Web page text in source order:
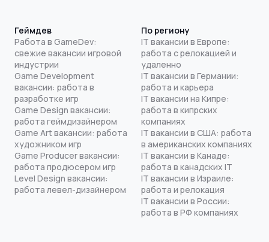
Геймдев
Работа в GameDev:
свежие вакансии игровой
индустрии
Game Development
вакансии: работа в
разработке игр
Game Design вакансии:
работа геймдизайнером
Game Art вакансии: работа
художником игр
Game Producer вакансии:
работа продюсером игр
Level Design вакансии:
работа левел-дизайнером
По региону
IT вакансии в Европе:
работа с релокацией и
удаленно
IT вакансии в Германии:
работа и карьера
IT вакансии на Кипре:
работа в кипрских
компаниях
IT вакансии в США: работа
в американских компаниях
IT вакансии в Канаде:
работа в канадских IT
IT вакансии в Израиле:
работа и релокация
IT вакансии в России:
работа в РФ компаниях